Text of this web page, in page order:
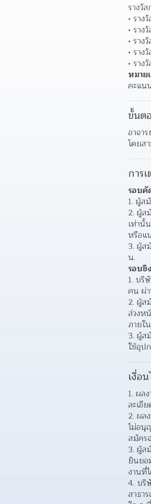
รางวั
ราง
ราง
ราง
ราง
ราง
หมาย
คะแน
ขั้นต
อาจา
โดยส
การ
รอบคั
1. ผู้ส
2. ผู้ส
เท่านั้
หรือแ
3. ผู้ส
น.
รอบชิ
1. บริ
คน ผ่
2. ผู้ส
ล่วงห
ภายใ
3. ผู้ส
ใช้อุป
เงื่อ
1. ผล
ละเอี
2. ผล
ไม่อนุ
สมัคร
3. ผู้ส
ยินยอ
งานที่
4. บริ
สาธา